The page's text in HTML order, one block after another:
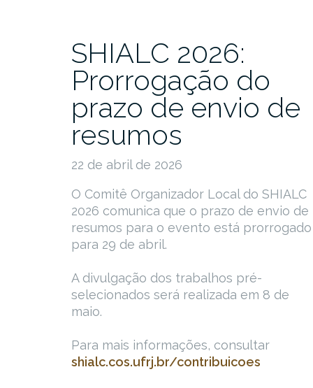
SHIALC 2026:
Prorrogação do
prazo de envio de
resumos
22 de abril de 2026
O Comitê Organizador Local do SHIALC
2026 comunica que o prazo de envio de
resumos para o evento está prorrogado
para 29 de abril.
A divulgação dos trabalhos pré-
selecionados será realizada em 8 de
maio.
Para mais informações, consultar
shialc.cos.ufrj.br/contribuicoes